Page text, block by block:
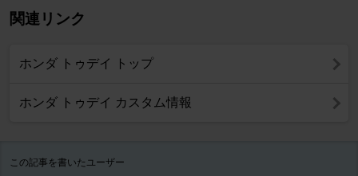
関連リンク
ホンダ トゥデイ トップ
ホンダ トゥデイ カスタム情報
この記事を書いたユーザー